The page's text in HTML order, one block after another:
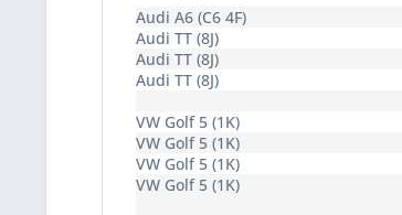
Audi A6 (C6 4F)
Audi TT (8J)
Audi TT (8J)
Audi TT (8J)
VW Golf 5 (1K)
VW Golf 5 (1K)
VW Golf 5 (1K)
VW Golf 5 (1K)